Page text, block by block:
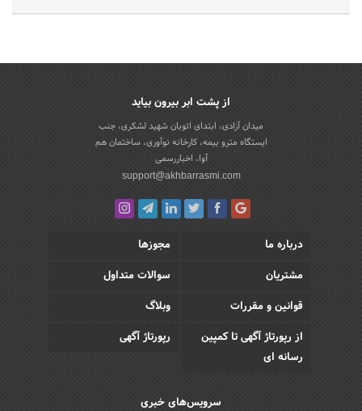
از پشت ابر بیرون بیاید
میدان آزادی، ابتدای اتوبان شهید لشکری، جنب
ایستگاه مترو بیمه، کارخانه نوآوری، ساختمان هم
آوا، اخباررسمی
support@akhbarrasmi.com
درباره ما
مجوزها
مشتریان
سوالات متداول
قوانین و مقررات
وبلاگ
از رپورتاژ آگهی تا کمپین
رسانه ای
رپورتاژ آگهی
سرویس‌های خبری